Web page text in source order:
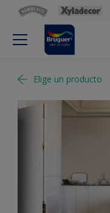
Elige un producto